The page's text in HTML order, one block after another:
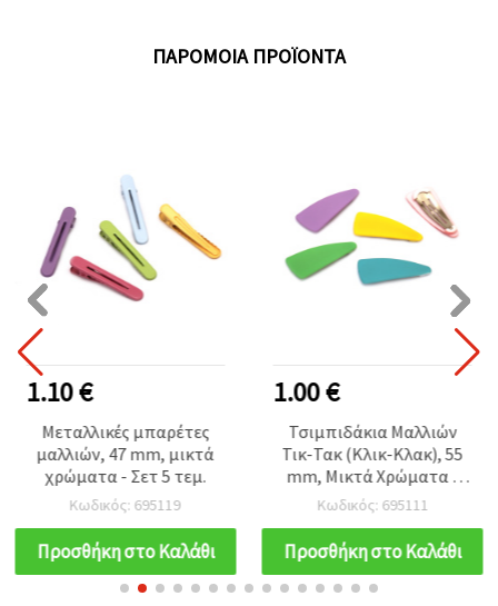
ΠΑΡΌΜΟΙΑ ΠΡΟΪΌΝΤΑ
1.10 €
Μεταλλικές μπαρέτες
μαλλιών, 47 mm, μικτά
χρώματα - Σετ 5 τεμ.
Κωδικός: 695119
Προσθήκη στο Καλάθι
1.00 €
Τσιμπιδάκια Μαλλιών
Τικ-Τακ (Κλικ-Κλακ), 55
mm, Μικτά Χρώματα -
Συσκευασία 5 τεμ.
Κωδικός: 695111
Προσθήκη στο Καλάθι